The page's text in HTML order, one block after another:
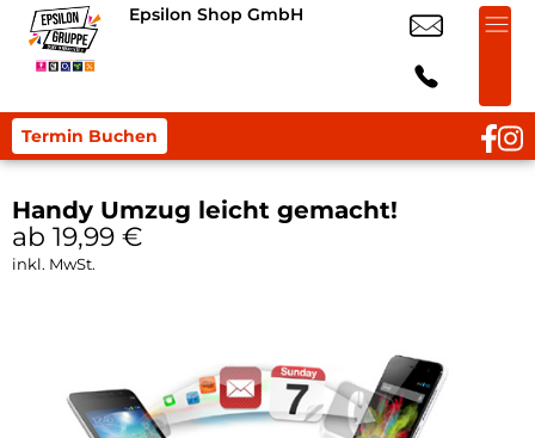
Epsilon Shop GmbH
Termin Buchen
Handy Umzug leicht gemacht!
ab 19,99 €
inkl. MwSt.